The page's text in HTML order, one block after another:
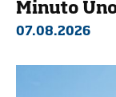
Minuto
07.08.2026